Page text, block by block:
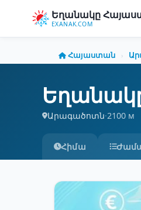
Եղանակը
EXANAK.COM
Հայաստան ›
Արագածոտն·2100 м
Հիմա